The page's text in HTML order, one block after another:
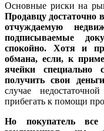
Основные риски на
Продавцу достаточно
отчуждаемую
подписываемые
спокойно. Хотя и
обмана, если, к
ячейки специально
получить свои
случае
прибегать к помощи
Но покупатель